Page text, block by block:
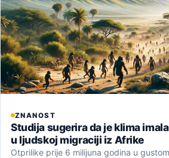
ZNANOST
Studija sugerira da je klima
u ljudskoj migraciji iz Afrike
Otprilike prije 6 milijuna godina u